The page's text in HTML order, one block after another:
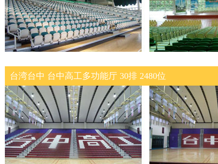
台湾台中 台中高工多功能厅 30排 2480位